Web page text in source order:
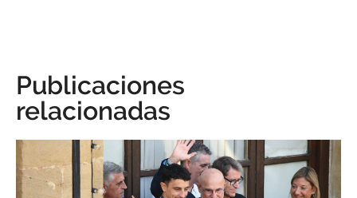
Publicaciones
relacionadas